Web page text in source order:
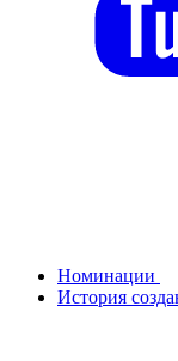
Номинации
История